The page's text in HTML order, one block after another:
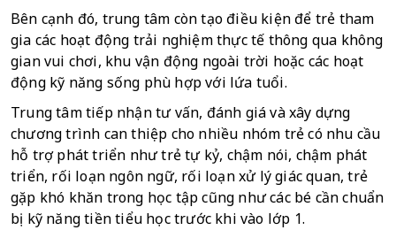
Bên cạnh đó, trung tâm còn tạo điều kiện để trẻ tham
gia các hoạt động trải nghiệm thực tế thông qua không
gian vui chơi, khu vận động ngoài trời hoặc các hoạt
động kỹ năng sống phù hợp với lứa tuổi.
Trung tâm tiếp nhận tư vấn, đánh giá và xây dựng
chương trình can thiệp cho nhiều nhóm trẻ có nhu cầu
hỗ trợ phát triển như trẻ tự kỷ, chậm nói, chậm phát
triển, rối loạn ngôn ngữ, rối loạn xử lý giác quan, trẻ
gặp khó khăn trong học tập cũng như các bé cần chuẩn
bị kỹ năng tiền tiểu học trước khi vào lớp 1.